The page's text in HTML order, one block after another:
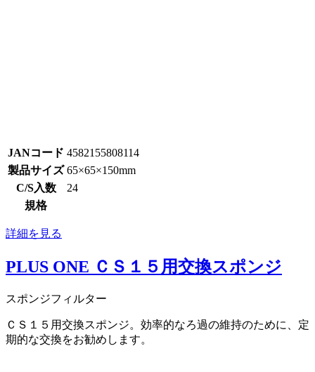
JANコード 4582155808114
製品サイズ 65×65×150mm
C/S入数
24
規格
詳細を見る
PLUS ONE ＣＳ１５用交換スポンジ
スポンジフィルター
ＣＳ１５用交換スポンジ。効率的なろ過の維持のために、定
期的な交換をお勧めします。